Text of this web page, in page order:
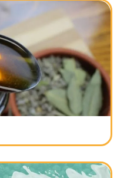
kosu – Kako se